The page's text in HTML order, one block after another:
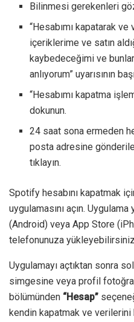
Bilinmesi gerekenleri
“Hesabımı kapatarak
içeriklerime ve satın
kaybedeceğimi ve
anlıyorum” uyarısının
“Hesabımı kapatma
dokunun.
24 saat sona ermeden
posta adresine
tıklayın.
Spotify hesabını kapatmak
uygulamasını açın.
(Android) veya App Store
telefonunuza
Uygulamayı açtıktan sonra
simgesine veya profil
bölümünden “Hesap”
kendin kapatmak ve verilerini